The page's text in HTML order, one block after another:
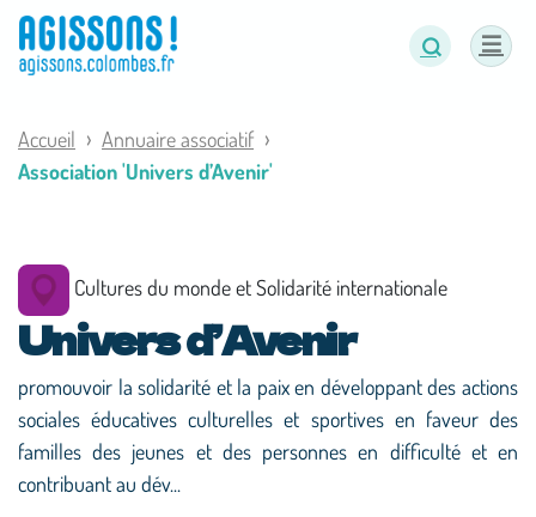
Accueil
Annuaire associatif
Association 'Univers d’Avenir'
Cultures du monde et Solidarité internationale
Univers d’Avenir
promouvoir la solidarité et la paix en développant des actions
sociales éducatives culturelles et sportives en faveur des
familles des jeunes et des personnes en difficulté et en
contribuant au dév...
Panneau de gestion des cookies